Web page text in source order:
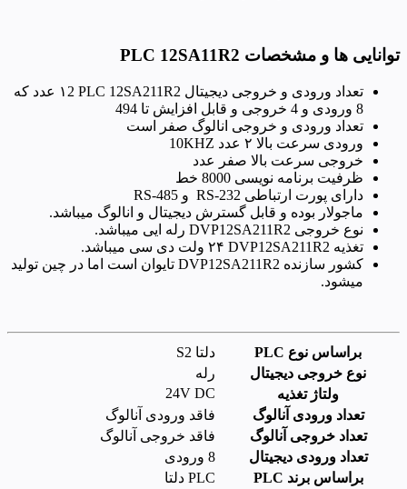
توانایی ها و مشخصات PLC 12SA11R2
تعداد ورودی و خروجی دیجیتال PLC 12SA211R2
۱2 عدد که
8 ورودی و 4 خروجی و قابل افزایش تا 494
تعداد ورودی و خروجی انالوگ صفر است
ورودی سرعت بالا ۲ عدد
10KHZ
خروجی سرعت بالا صفر عدد
ظرفیت برنامه نویسی 8000 خط
دارای پورت ارتباطی RS-232 و RS-485
ماجولار بوده و قابل گسترش دیجیتال و انالوگ میباشد.
نوع خروجی DVP12SA211R2 رله ایی میباشد.
تغذیه DVP12SA211R2
کشور سازنده DVP12SA211R2 تایوان است اما در چین تولید
میشود.
براساس نوع PLC
دلتا S2
نوع خروجی دیجیتال
رله
ولتاژ تغذیه
24V DC
تعداد ورودی آنالوگ
فاقد ورودی آنالوگ
تعداد خروجی آنالوگ
فاقد خروجی آنالوگ
تعداد ورودی دیجیتال
8 ورودی
براساس برند PLC
PLC دلتا